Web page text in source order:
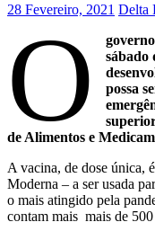
28 Fevereiro, 2021 Delta
O
sábado
possa
de Alimentos e
A vacina, de dose única,
Moderna – a ser usada
o mais atingido pela
contam mais mais de